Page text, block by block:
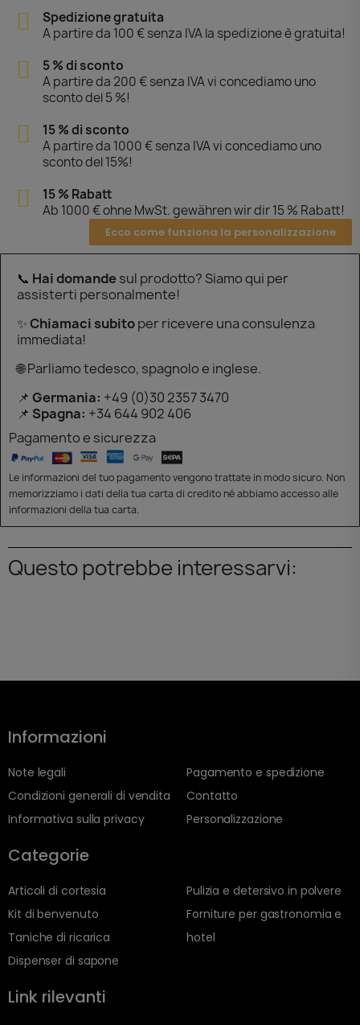
Spedizione gratuita
A partire da 100 € senza IVA la spedizione è gratuita!
5 % di sconto
A partire da 200 € senza IVA vi concediamo uno
sconto del 5 %!
15 % di sconto
A partire da 1000 € senza IVA vi concediamo uno
sconto del 15%!
15 % Rabatt
Ab 1000 € ohne MwSt. gewähren wir dir 15 % Rabatt!
Ecco come funziona la personalizzazione
📞 Hai domandesul prodotto? Siamo qui per
assisterti personalmente!
✨Chiamaci subitoper ricevere una consulenza
immediata!
🌐 Parliamo tedesco, spagnolo e inglese.
📌 Germania: +49 (0)30 2357 3470
📌 Spagna: +34 644 902 406
Pagamento e sicurezza
Le informazioni del tuo pagamento vengono trattate in modo sicuro. Non
memorizziamo i dati della tua carta di credito né abbiamo accesso alle
informazioni della tua carta.
Questo potrebbe interessarvi:
Informazioni
Note legali
Condizioni generali di vendita
Informativa sulla privacy
Pagamento e spedizione
Contatto
Personalizzazione
Categorie
Articoli di cortesia
Kit di benvenuto
Taniche di ricarica
Dispenser di sapone
Pulizia e detersivo in polvere
Forniture per gastronomia e
hotel
Link rilevanti